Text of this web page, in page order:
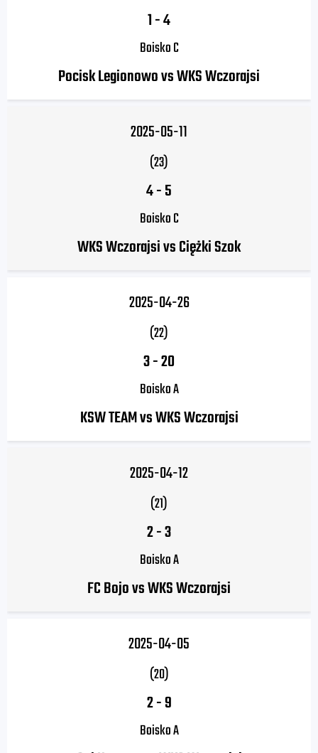
1-4
Boisko C
Pocisk Legionowo vs WKS Wczorajsi
2025-05-11
(23)
4-5
Boisko C
WKS Wczorajsi vs Ciężki Szok
2025-04-26
(22)
3-20
Boisko A
KSW TEAM vs WKS Wczorajsi
2025-04-12
(21)
2-3
Boisko A
FC Bojo vs WKS Wczorajsi
2025-04-05
(20)
2-9
Boisko A